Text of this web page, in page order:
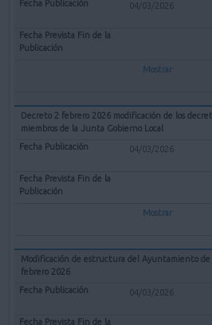
04/03/2026
Mostrar
Decreto 2 febrero 2026 modificación de los
miembros de la Junta Gobierno Local
04/03/2026
Mostrar
Modificación de estructura del Ayuntamiento de
febrero 2026
04/03/2026